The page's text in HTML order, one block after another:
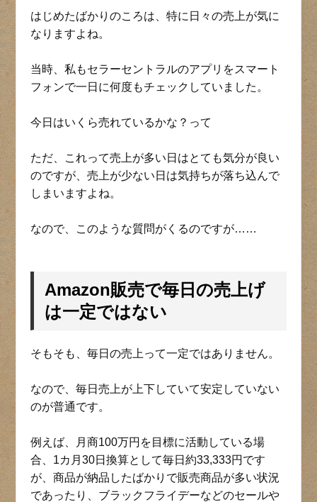
はじめたばかりのころは、特に日々の売上が気に
なりますよね。
当時、私もセラーセントラルのアプリをスマート
フォンで一日に何度もチェックしていました。
今日はいくら売れているかな？って
ただ、これって売上が多い日はとても気分が良い
のですが、売上が少ない日は気持ちが落ち込んで
しまいますよね。
なので、このような質問がくるのですが……
Amazon販売で毎日の売上げ
は一定ではない
そもそも、毎日の売上って一定ではありません。
なので、毎日売上が上下していて安定していない
のが普通です。
例えば、月商100万円を目標に活動している場
合、1カ月30日換算として毎日約33,333円です
が、商品が納品したばかりで販売商品が多い状況
であったり、ブラックフライデーなどのセールや